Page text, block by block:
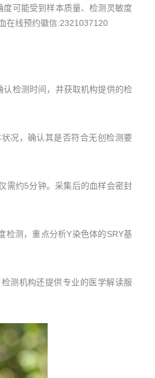
可能受到样本质量、检测灵敏度
在线预约徽信:2321037120
检测时间，并获取机构提供的检
况，确认其是否符合无创检测要
约5分钟。采集后的血样会密封
测，重点分析Y染色体的SRY基
测机构还提供专业的医学解读服